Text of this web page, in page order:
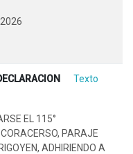
Texto
EL 115°
PARAJE
ADHIRIENDO A